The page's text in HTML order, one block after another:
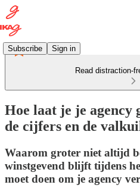
Subscribe Sign in
Read distraction-
Hoe laat je je agency
de cijfers en de
Waarom groter niet altijd
winstgevend blijft tijdens
moet doen om je agency